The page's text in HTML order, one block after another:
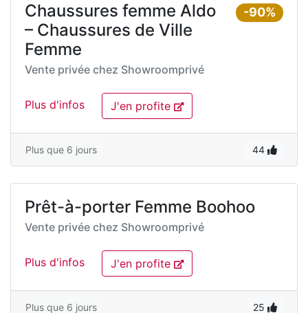
-90%
Chaussures femme Aldo
– Chaussures de Ville
Femme
Vente privée chez Showroomprivé
Plus d'infos J'en profite
Plus que 6 jours 44
Prêt-à-porter Femme Boohoo
Vente privée chez Showroomprivé
Plus d'infos J'en profite
Plus que 6 jours 25